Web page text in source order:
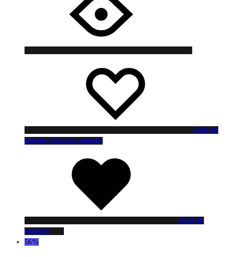
Liste de
souhaits Liste de souhaits
Liste de
souhaits
56%